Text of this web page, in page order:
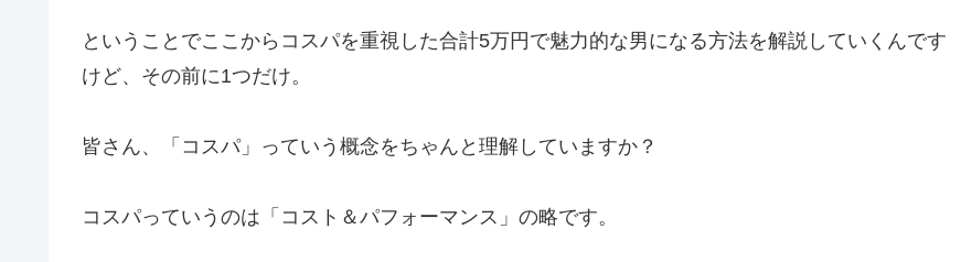
ということでここからコスパを重視した合計5万円で魅力的な男になる方法を解説していくんです
けど、その前に1つだけ。
皆さん、「コスパ」っていう概念をちゃんと理解していますか？
コスパっていうのは「コスト＆パフォーマンス」の略です。